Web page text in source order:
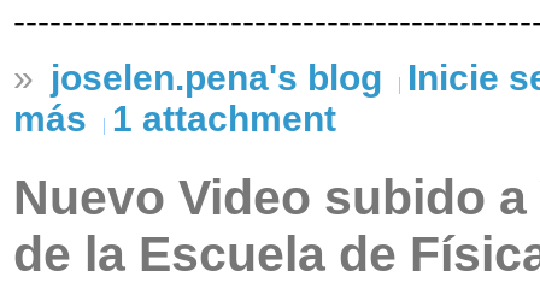
» joselen.pena's blog
Inicie
más
1 attachment
Nuevo Video subido
de la Escuela de